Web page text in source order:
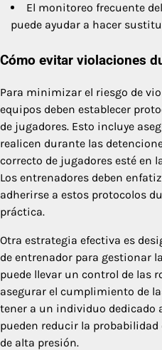
El monitoreo frecuente
puede ayudar a hacer
Cómo evitar violaciones
Para minimizar el riesgo de
equipos deben establecer
de jugadores. Esto incluye
realicen durante las
correcto de jugadores esté en
Los entrenadores deben
adherirse a estos protocolos
práctica.
Otra estrategia efectiva es
de entrenador para gestionar
puede llevar un control de las
asegurar el cumplimiento de
tener a un individuo dedicado
pueden reducir la
de alta presión.